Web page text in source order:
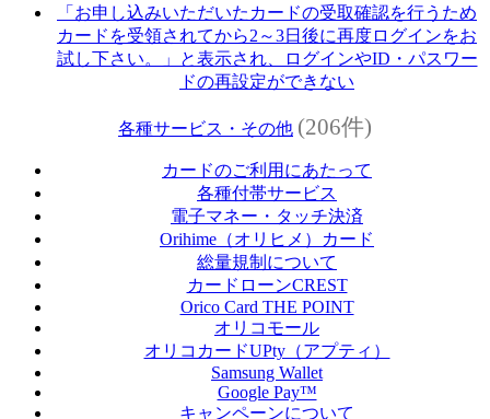
「お申し込みいただいたカードの受取確認を行うため
カードを受領されてから2～3日後に再度ログインをお
試し下さい。」と表示され、ログインやID・パスワー
ドの再設定ができない
各種サービス・その他 (206件)
カードのご利用にあたって
各種付帯サービス
電子マネー・タッチ決済
Orihime（オリヒメ）カード
総量規制について
カードローンCREST
Orico Card THE POINT
オリコモール
オリコカードUPty（アプティ）
Samsung Wallet
Google Pay™
キャンペーンについて